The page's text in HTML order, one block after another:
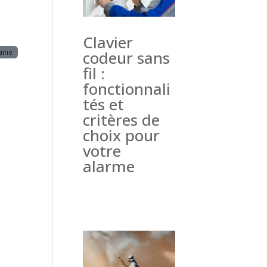
Clavier
codeur sans
fil :
fonctionnali
tés et
critères de
choix pour
votre
alarme